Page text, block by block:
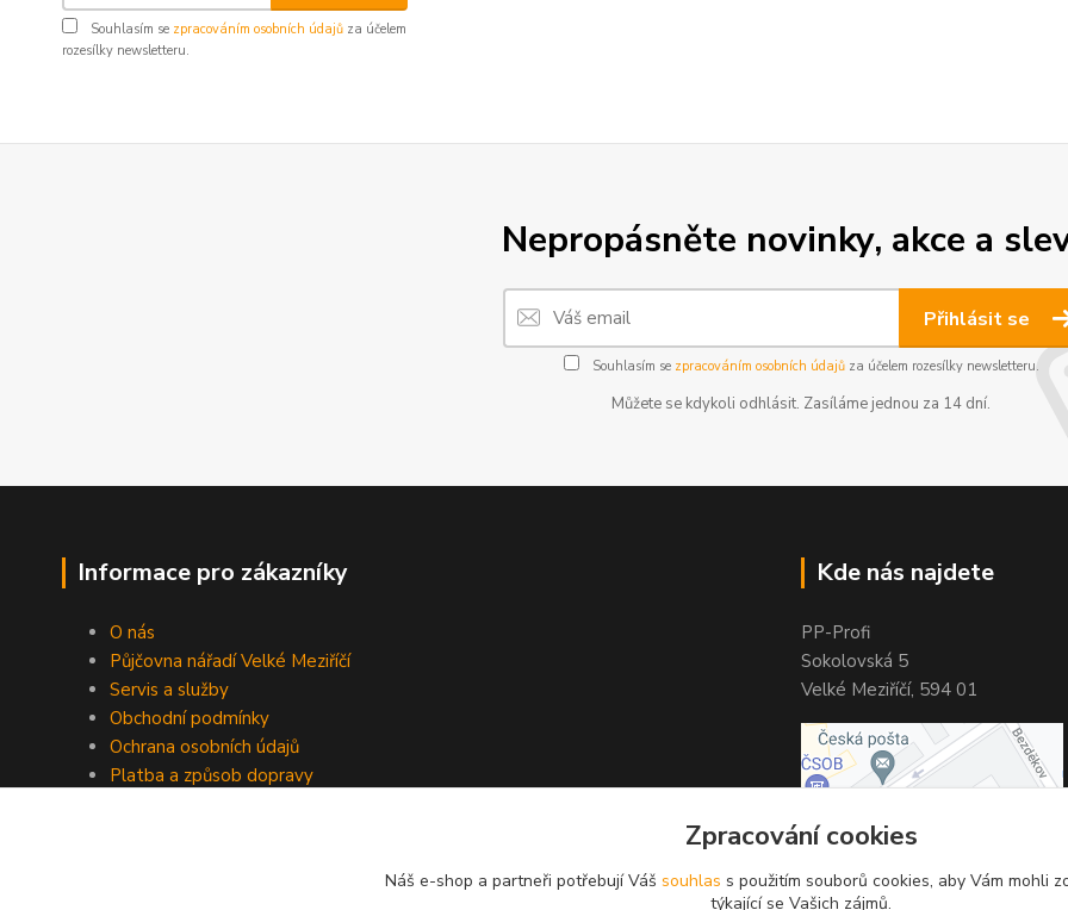
Souhlasím se zpracováním osobních údajů za účelem
rozesílky newsletteru.
Nepropásněte novinky, akce a
Přihlásit se
Souhlasím se zpracováním osobních údajůza účelem rozesílky newsletteru.
Můžete se kdykoli odhlásit. Zasíláme jednou za 14 dní.
Informace pro zákazníky
O nás
Půjčovna nářadí Velké Meziříčí
Servis a služby
Obchodní podmínky
Ochrana osobních údajů
Platba a způsob dopravy
Kde nás najdete
PP-Profi
Sokolovská 5
Velké Meziříčí, 594 01
Zpracování cookies
Náš e-shop a partneři potřebují Váš souhlas s použitím souborů cookies, aby Vám mohli
týkající se Vašich zájmů.